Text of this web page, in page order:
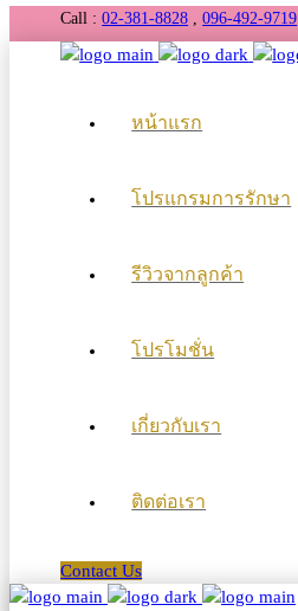
Call :02-381-8828 ,096-492-9719
หน้าแรก
โปรแกรมการรักษา
รีวิวจากลูกค้า
โปรโมชั่น
เกี่ยวกับเรา
ติดต่อเรา
Contact Us